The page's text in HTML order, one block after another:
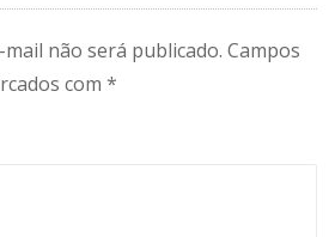
não será publicado. Campos
com *